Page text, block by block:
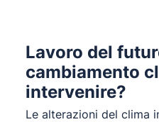
Lavoro del
cambiamento
intervenire?
Le alterazioni del clima